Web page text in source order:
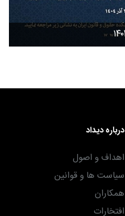
درباره دیداد
اهداف و اصول
سیاست ها و قوانین
همکاران
افتخارات